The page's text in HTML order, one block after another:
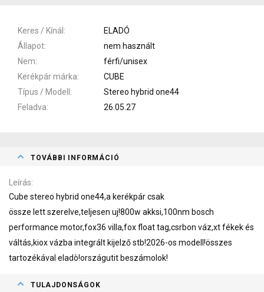
Keres / Kínál
ELADÓ
Állapot
nem használt
Nem
férfi/unisex
Kerékpár márka
CUBE
Típus / Modell
Stereo hybrid one44
Feladva
26.05.27
TOVÁBBI INFORMÁCIÓ
Leírás
Cube stereo hybrid one44,a kerékpár csak
össze lett szerelve,teljesen uj!800w akksi,100nm bosch
performance motor,fox36 villa,fox float tag,csrbon váz,xt fékek és
váltás,kiox vázba integrált kijelző stb!2026-os modell!összes
tartozékával eladò!országutit beszámolok!
TULAJDONSÁGOK